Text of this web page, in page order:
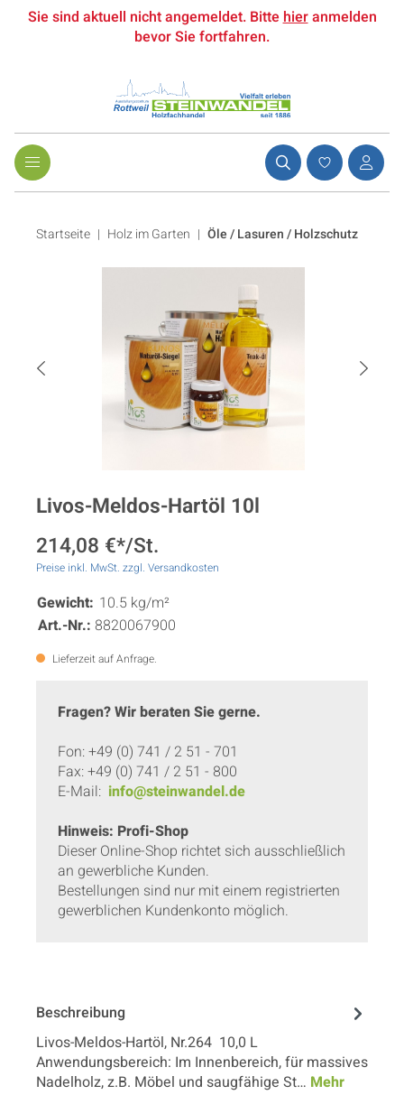
Sie sind aktuell nicht angemeldet. Bittehieranmelden
bevor Sie fortfahren.
Startseite Holz im Garten | Öle / Lasuren / Holzschutz
Livos-Meldos-Hartöl 10l
214,08 €*/St.
Preise inkl. MwSt. zzgl. Versandkosten
Gewicht: 10.5 kg/m²
Art.-Nr.: 8820067900
Lieferzeit auf Anfrage.
Fragen? Wir beraten Sie gerne.
Fon: +49 (0) 741 / 2 51 - 701
Fax: +49 (0) 741 / 2 51 - 800
E-Mail: info@steinwandel.de
Hinweis: Profi-Shop
Dieser Online-Shop richtet sich ausschließlich
an gewerbliche Kunden.
Bestellungen sind nur mit einem registrierten
gewerblichen Kundenkonto möglich.
Beschreibung
Livos-Meldos-Hartöl, Nr.264 10,0 L
Anwendungsbereich: Im Innenbereich, für massives
Nadelholz, z.B. Möbel und saugfähige St… Mehr